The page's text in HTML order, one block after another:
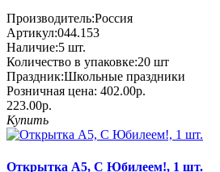
Производитель:Россия
Артикул:044.153
Наличие:5 шт.
Количество в упаковке:20 шт
Праздник:Школьные праздники
Розничная цена: 402.00р.
223.00р.
Купить
Открытка А5, С Юбилеем!, 1 шт.